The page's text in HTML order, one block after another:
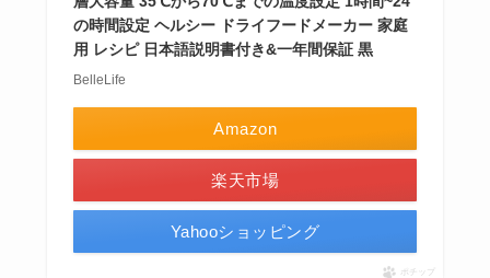
の時間設定 ヘルシー ドライフードメーカー 家庭
用 レシピ 日本語説明書付き&一年間保証 黒
BelleLife
Amazon
楽天市場
Yahooショッピング
ポチップ